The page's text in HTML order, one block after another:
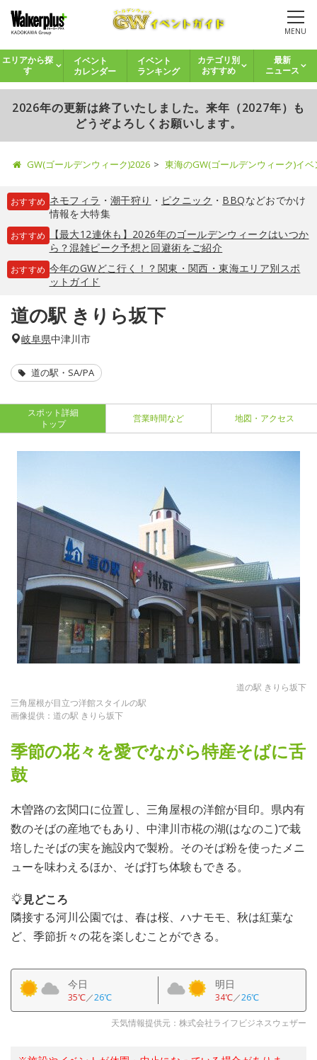
MENU
エリアから探
す
イベント
カレンダー
イベント
ランキング
カテゴリ別
おすすめ
最新
ニュース
2026年の更新は終了いたしました。来年（2027年）も
どうぞよろしくお願いします。
GW(ゴールデンウィーク)2026 東海のGW(ゴールデンウィーク)イ
おすすめ ネモフィラ ・ 潮干狩り ・ ピクニック ・ BBQなどおでかけ
情報を大特集
おすすめ
【最大12連休も】2026年のゴールデンウィークはいつか
ら？混雑ピーク予想と回避術をご紹介
おすすめ 今年のGWどこ行く！？関東・関西・東海エリア別スポ
ットガイド
道の駅 きりら坂下
岐阜県中津川市
道の駅・SA/PA
スポット詳細
トップ
営業時間など 地図・アクセス
道の駅 きりら坂下
三角屋根が目立つ洋館スタイルの駅
画像提供：道の駅 きりら坂下
季節の花々を愛でながら特産そばに舌
鼓
木曽路の玄関口に位置し、三角屋根の洋館が目印。県内有
数のそばの産地でもあり、中津川市椛の湖(はなのこ)で栽
培したそばの実を施設内で製粉。そのそば粉を使ったメニ
ューを味わえるほか、そば打ち体験もできる。
見どころ
隣接する河川公園では、春は桜、ハナモモ、秋は紅葉な
ど、季節折々の花を楽しむことができる。
今日
35℃／26℃
明日
34℃／26℃
天気情報提供元：株式会社ライフビジネスウェザー